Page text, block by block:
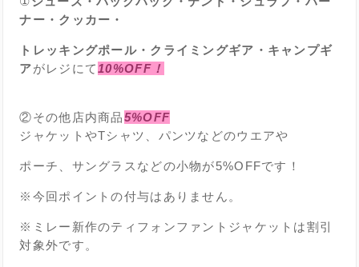
ナー・クッカー・
トレッキングポール・クライミングギア・キャンプギ
アがレジにて10%OFF！
②その他店内商品5%OFF
ジャケットやTシャツ、パンツなどのウエアや
ポーチ、サングラスなどの小物が5%OFFです！
※今回ポイントの付与はありません。
※ミレー新作のティフォンファントジャケットは割引
対象外です。